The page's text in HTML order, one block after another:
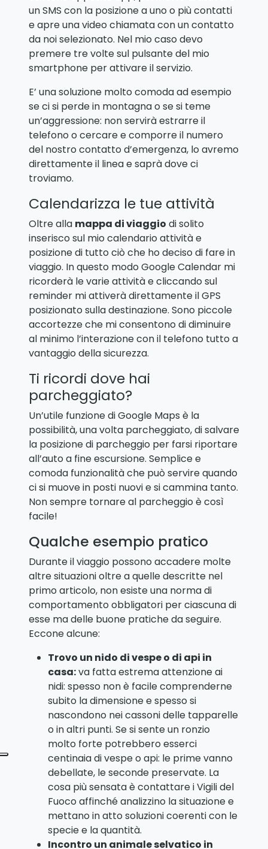
un SMS con la posizione a uno o più contatti
e apre una video chiamata con un contatto
da noi selezionato. Nel mio caso devo
premere tre volte sul pulsante del mio
smartphone per attivare il servizio.
E’ una soluzione molto comoda ad esempio
se ci si perde in montagna o se si teme
un’aggressione: non servirà estrarre il
telefono o cercare e comporre il numero
del nostro contatto d’emergenza, lo avremo
direttamente il linea e saprà dove ci
troviamo.
Calendarizza le tue attività
Oltre alla mappa di viaggio di solito
inserisco sul mio calendario attività e
posizione di tutto ciò che ho deciso di fare in
viaggio. In questo modo Google Calendar mi
ricorderà le varie attività e cliccando sul
reminder mi attiverà direttamente il GPS
posizionato sulla destinazione. Sono piccole
accortezze che mi consentono di diminuire
al minimo l’interazione con il telefono tutto a
vantaggio della sicurezza.
Ti ricordi dove hai
parcheggiato?
Un’utile funzione di Google Maps è la
possibilità, una volta parcheggiato, di salvare
la posizione di parcheggio per farsi riportare
all’auto a fine escursione. Semplice e
comoda funzionalità che può servire quando
ci si muove in posti nuovi e si cammina tanto.
Non sempre tornare al parcheggio è così
facile!
Qualche esempio pratico
Durante il viaggio possono accadere molte
altre situazioni oltre a quelle descritte nel
primo articolo, non esiste una norma di
comportamento obbligatori per ciascuna di
esse ma delle buone pratiche da seguire.
Eccone alcune:
Trovo un nido di vespe o di api in
casa:va fatta estrema attenzione ai
nidi: spesso non è facile comprenderne
subito la dimensione e spesso si
nascondono nei cassoni delle tapparelle
o in altri punti. Se si sente un ronzio
molto forte potrebbero esserci
centinaia di vespe o api: le prime vanno
debellate, le seconde preservate. La
cosa più sensata è contattare i Vigili del
Fuoco affinché analizzino la situazione e
mettano in atto soluzioni coerenti con le
specie e la quantità.
Incontro un animale selvatico in